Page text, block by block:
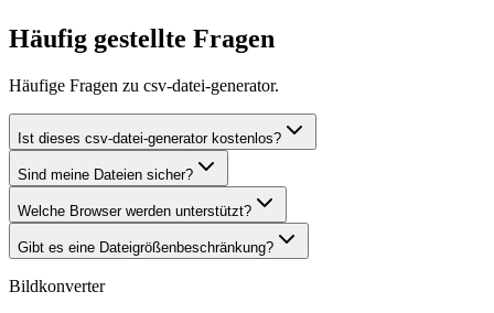
Häufig gestellte Fragen
Häufige Fragen zu csv-datei-generator.
Ist dieses csv-datei-generator kostenlos?
Sind meine Dateien sicher?
Welche Browser werden unterstützt?
Gibt es eine Dateigrößenbeschränkung?
Bildkonverter